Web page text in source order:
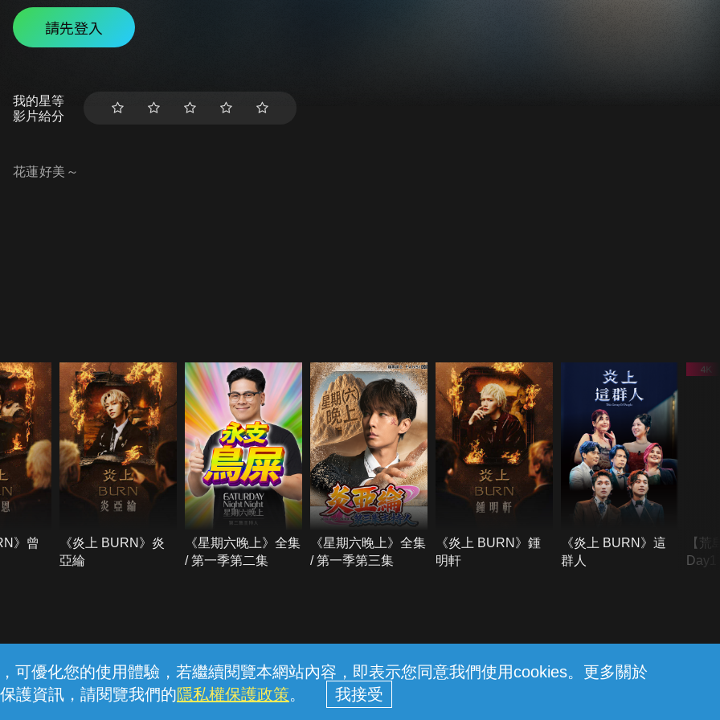
可優化您的使用體驗，若繼續閱覽本網站內容，即表示您同意我們使用cookies。更多關於
護資訊，請閱覽我們的隱私權保護政策。
請先登入
我的星等
影片給分
花蓮好美～
》曾
《炎上 BURN》炎
亞綸
《星期六晚上》全集
/ 第一季第二集
《星期六晚上》全集
/ 第一季第三集
《炎上 BURN》鍾
明軒
《炎上 BURN》這
群人
【荒
線上客服 服務條款 隱私權保護
中華電信股份有限公司個人家庭分公司 (統一編號：96979949) © 2026